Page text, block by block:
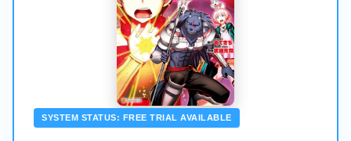
SYSTEM STATUS: FREE TRIAL AVAILABLE